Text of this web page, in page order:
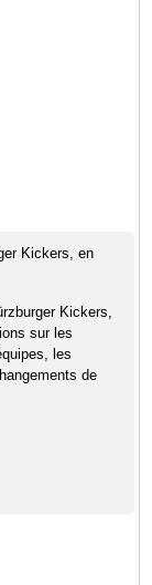
Kickers, en
Kickers,
sur les
les
de